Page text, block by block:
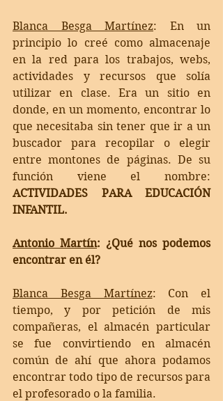
Blanca Besga Martínez: En un
principio lo creé como almacenaje
en la red para los trabajos, webs,
actividades y recursos que solía
utilizar en clase. Era un sitio en
donde, en un momento, encontrar lo
que necesitaba sin tener que ir a un
buscador para recopilar o elegir
entre montones de páginas. De su
ACTIVIDADES PARA EDUCACIÓN
INFANTIL.
Antonio Martín: ¿Qué nos podemos
encontrar en él?
Blanca Besga Martínez: Con el
tiempo, y por petición de mis
compañeras, el almacén particular
se fue convirtiendo en almacén
común de ahí que ahora podamos
encontrar todo tipo de recursos para
el profesorado o la familia.